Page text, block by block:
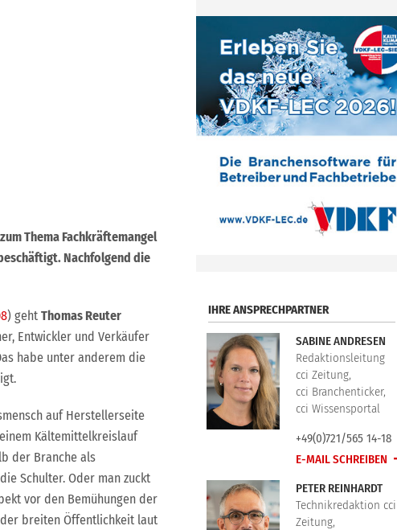
Thema Fachkräftemangel
Nachfolgend die
) geht Thomas Reuter
Entwickler und Verkäufer
habe unter anderem die
auf Herstellerseite
Kältemittelkreislauf
der Branche als
Schulter. Oder man zuckt
vor den Bemühungen der
breiten Öffentlichkeit laut
IHRE ANSPRECHPARTNER
SABINE ANDRESEN
Redaktionsleitung
cci Zeitung,
cci Branchenticker,
cci Wissensportal
+49(0)721/565 14-18
E-MAIL SCHREIBEN
PETER REINHARDT
Technikredaktion cci
Zeitung,